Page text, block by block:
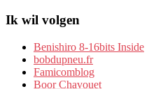
Ik wil volgen
Benishiro 8-16bits Inside
bobdupneu.fr
Famicomblog
Boor Chavouet